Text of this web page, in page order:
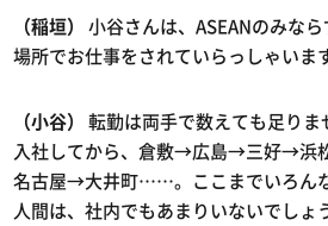
（稲垣） 小谷さんは、ASEANのみな
場所でお仕事をされていらっしゃいま
（小谷） 転勤は両手で数えても足り
入社してから、倉敷→広島→三好→
名古屋→大井町……。ここまでいろん
人間は、社内でもあまりいないでしょ